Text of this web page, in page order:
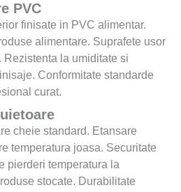
PVC
finisate in PVC alimentar.
alimentare. Suprafete usor
Rezistenta la umiditate si
Conformitate standarde
curat.
cheie standard. Etansare
temperatura joasa. Securitate
pierderi temperatura la
stocate. Durabilitate